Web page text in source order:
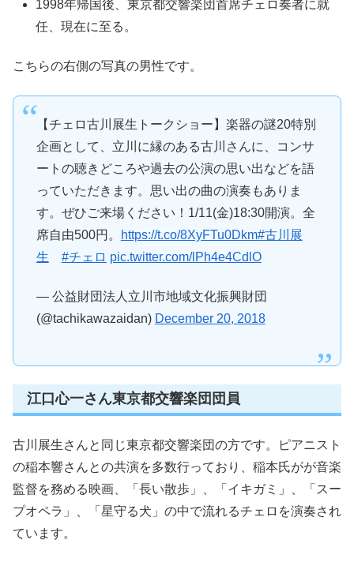
1998年帰国後、東京都交響楽団首席チェロ奏者に就
任、現在に至る。
こちらの右側の写真の男性です。
【チェロ古川展生トークショー】楽器の謎20特別
企画として、立川に縁のある古川さんに、コンサ
ートの聴きどころや過去の公演の思い出などを語
っていただきます。思い出の曲の演奏もありま
す。ぜひご来場ください！1/11(金)18:30開演。全
席自由500円。
https://t.co/8XyFTu0Dkm#古川展
生
#チェロ pic.twitter.com/lPh4e4CdlO
— 公益財団法人立川市地域文化振興財団
(@tachikawazaidan) December 20, 2018
江口心一さん東京都交響楽団団員
古川展生さんと同じ東京都交響楽団の方です。ピアニスト
の稲本響さんとの共演を多数行っており、稲本氏がが音楽
監督を務める映画、「長い散歩」、「イキガミ」、「スー
プオペラ」、「星守る犬」の中で流れるチェロを演奏され
ています。